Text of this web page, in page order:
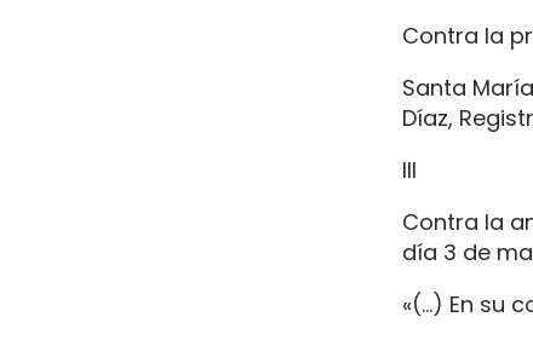
Contra la
Santa
Díaz,
III
Contra la
día 3 de
«(…) En su